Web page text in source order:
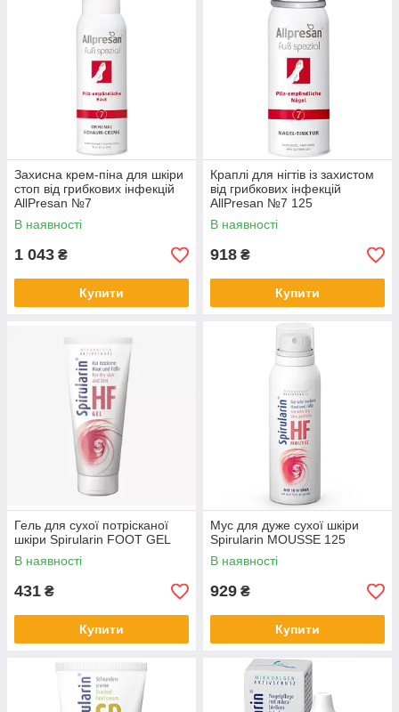
Захисна крем-піна для шкіри
стоп від грибкових інфекцій
AllPresan №7
В наявності
1 043 ₴
Купити
Краплі для нігтів із захистом
від грибкових інфекцій
AllPresan №7 125
В наявності
918 ₴
Купити
Гель для сухої потрісканої
шкіри Spirularin FOOT GEL
В наявності
431 ₴
Купити
Мус для дуже сухої шкіри
Spirularin MOUSSE 125
В наявності
929 ₴
Купити